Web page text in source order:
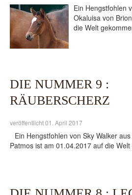
Ein Hengstfohlen
Okaluisa von
die Welt
DIE NUMMER 9 :
RÄUBERSCHERZ
veröffentlicht 01. April 2017
Ein Hengstfohlen von Sky Walker
Patmos ist am 01.04.2017 auf die